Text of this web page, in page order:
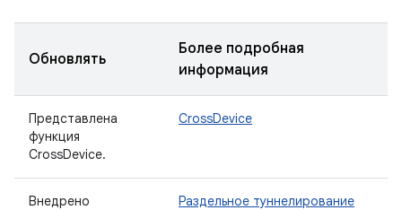
Обновлять
Более подробная
информация
Представлена ​​
функция
CrossDevice.
CrossDevice
Внедрено
Раздельное туннелирование